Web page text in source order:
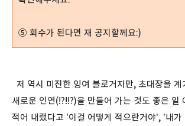
⑤ 회수가 된다면 재 공지할께요:)
저 역시 미진한 잉여 블로거지만, 초대장을 계
새로운 인연(!?!!?)을 만들어 가는 것도 좋은 일
적어 내랬다고 '이걸 어떻게 적으란거야', '내가